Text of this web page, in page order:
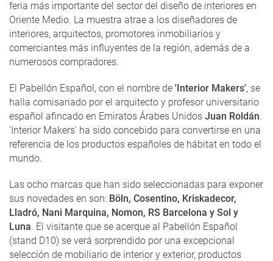
feria más importante del sector del diseño de interiores en
Oriente Medio. La muestra atrae a los diseñadores de
interiores, arquitectos, promotores inmobiliarios y
comerciantes más influyentes de la región, además de a
numerosos compradores.
El Pabellón Español, con el nombre de 'Interior Makers', se
halla comisariado por el arquitecto y profesor universitario
español afincado en Emiratos Árabes Unidos Juan Roldán.
'Interior Makers' ha sido concebido para convertirse en una
referencia de los productos españoles de hábitat en todo el
mundo.
Las ocho marcas que han sido seleccionadas para exponer
sus novedades en son: Böln, Cosentino, Kriskadecor,
Lladró, Nani Marquina, Nomon, RS Barcelona y Sol y
Luna. El visitante que se acerque al Pabellón Español
(stand D10) se verá sorprendido por una excepcional
selección de mobiliario de interior y exterior, productos